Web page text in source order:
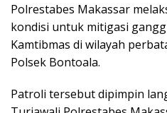
Polrestabes Makassar
kondisi untuk mitigasi
Kamtibmas di wilayah
Polsek Bontoala.
Patroli tersebut dipimpin